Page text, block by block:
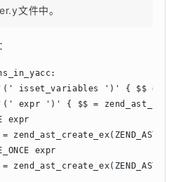
文件中。
'(' isset_variables ')' { $$ =
expr ')' { $$ =
expr
expr